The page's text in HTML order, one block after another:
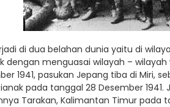
di dua belahan dunia yaitu di
dengan menguasai wilayah –
1941, pasukan Jepang tiba di Miri,
pada tanggal 28 Desember
Tarakan, Kalimantan Timur pada